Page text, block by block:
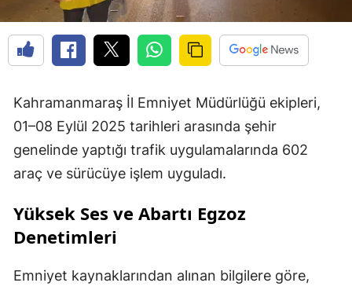
Kahramanmaraş İl Emniyet Müdürlüğü ekipleri,
01–08 Eylül 2025 tarihleri arasında şehir
genelinde yaptığı trafik uygulamalarında 602
araç ve sürücüye işlem uyguladı.
Yüksek Ses ve Abartı Egzoz
Denetimleri
Emniyet kaynaklarından alınan bilgilere göre,